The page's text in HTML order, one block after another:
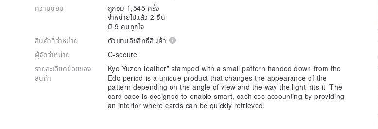
ความนิยม
ถูกชม 1,545 ครั้ง
จำหน่ายไปแล้ว 2 ชิ้น
มี 9 คนถูกใจ
สินค้าที่จำหน่าย
ตัวแทนลิขสิทธิ์สินค้า
ผู้จัดจำหน่าย
C-secure
รายละเอียดย่อยของ
สินค้า
Kyo Yuzen leather” stamped with a small pattern handed down from the
Edo period is a unique product that changes the appearance of the
pattern depending on the angle of view and the way the light hits it. The
card case is designed to enable smart, cashless accounting by providing
an interior where cards can be quickly retrieved.